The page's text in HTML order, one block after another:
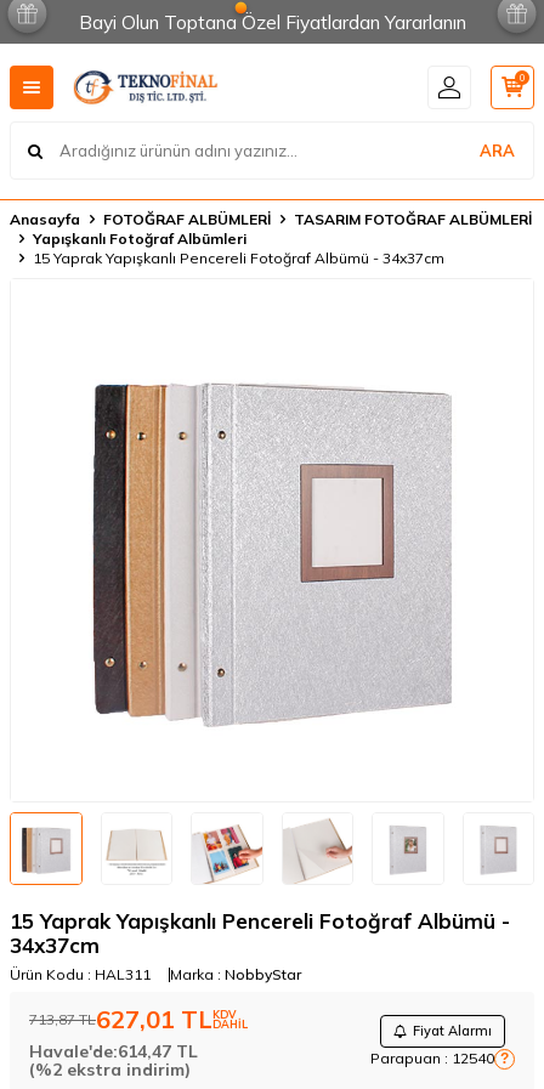
Bayi Olun Toptana Özel Fiyatlardan Yararlanın
ARA
0
Anasayfa FOTOĞRAF ALBÜMLERİ
TASARIM FOTOĞRAF ALBÜMLERİ
Yapışkanlı Fotoğraf Albümleri
15 Yaprak Yapışkanlı Pencereli Fotoğraf Albümü - 34x37cm
15 Yaprak Yapışkanlı Pencereli Fotoğraf Albümü -
34x37cm
Ürün Kodu : HAL311 Marka : NobbyStar
713,87TL627,01 TLKDV
DAHİL Fiyat Alarmı
Parapuan : 12540 ?
Havale'de:614,47 TL
(%2 ekstra indirim)